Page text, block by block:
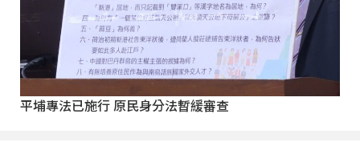
平埔專法已施行 原民身分法暫緩審查